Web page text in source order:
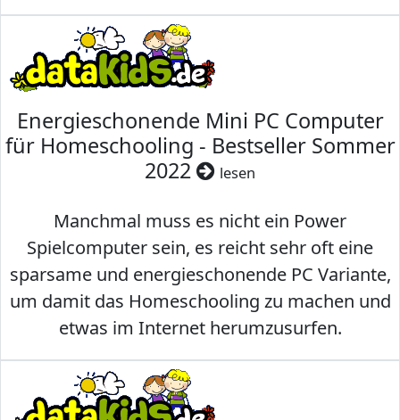
Energieschonende Mini PC Computer
für Homeschooling - Bestseller Sommer
2022
lesen
Manchmal muss es nicht ein Power
Spielcomputer sein, es reicht sehr oft eine
sparsame und energieschonende PC Variante,
um damit das Homeschooling zu machen und
etwas im Internet herumzusurfen.